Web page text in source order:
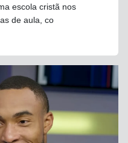
escola cristã nos
de aula, co